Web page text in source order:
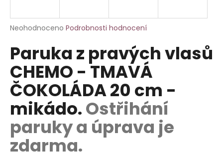
Průměrné
produktu
je
0,0
z
5
hvězdiček.
Neohodnoceno Podrobnosti hodnocení
Paruka z pravých vlasů
CHEMO - TMAVÁ
ČOKOLÁDA 20 cm -
mikádo.Ostřihání
paruky a úprava je
zdarma.
j
t
?
HLEDAT